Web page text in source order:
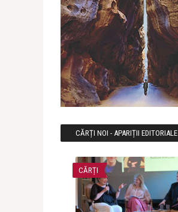
CĂRȚI NOI - APARIȚII EDITORIALE
CĂRȚI